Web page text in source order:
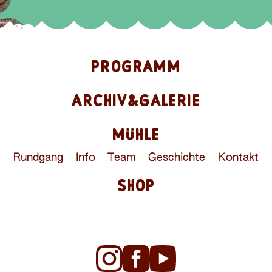
PROGRAMM
ARCHIV&GALERIE
MÜHLE
Rundgang Info Team Geschichte Kontakt
SHOP